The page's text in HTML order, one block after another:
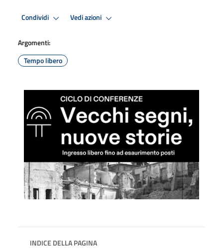
Condividi Vedi azioni
Argomenti:
Tempo libero
INDICE DELLA PAGINA